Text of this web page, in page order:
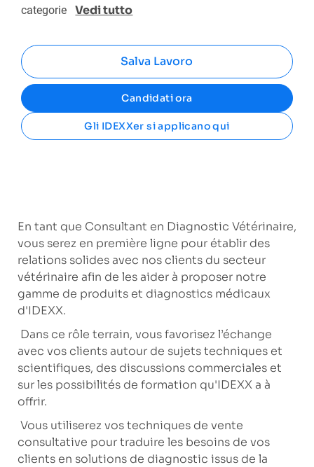
categorie
Vedi tutto
Salva Lavoro
Candidati ora
Gli IDEXXer si applicano qui
En tant que Consultant en Diagnostic Vétérinaire,
vous serez en première ligne pour établir des
relations solides avec nos clients du secteur
vétérinaire afin de les aider à proposer notre
gamme de produits et diagnostics médicaux
d'IDEXX.
Dans ce rôle terrain, vous favorisez l’échange
avec vos clients autour de sujets techniques et
scientifiques, des discussions commerciales et
sur les possibilités de formation qu'IDEXX a à
offrir.
Vous utiliserez vos techniques de vente
consultative pour traduire les besoins de vos
clients en solutions de diagnostic issus de la